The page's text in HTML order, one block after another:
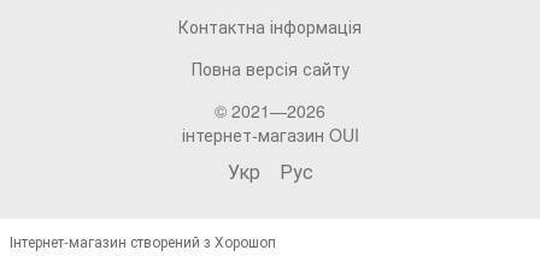
Контактна інформація
Повна версія сайту
© 2021—2026
інтернет-магазин OUI
Укр Рус
Інтернет-магазин створений з Хорошоп